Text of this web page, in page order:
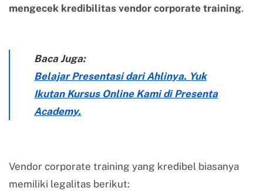
mengecek kredibilitas vendor corporate training.
Baca Juga:
Belajar Presentasi dari Ahlinya. Yuk
Ikutan Kursus Online Kami di Presenta
Academy.
Vendor corporate training yang kredibel biasanya
memiliki legalitas berikut: